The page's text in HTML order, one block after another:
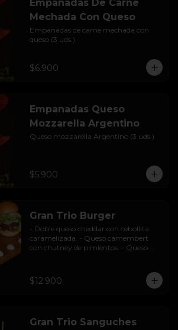
Empanadas De Carne
Mechada Con Queso
Empanadas de carne mechada con
queso (3 uds.)
$6.900
Empanadas Queso
Mozzarella Argentino
Queso mozzarella Argentino (3 uds.)
$5.900
Gran Trio Burger
- Doble queso cheddar con cebollita
caramelizada. - Queso camembert
con chutney de pimientos. - Queso
$12.900
Gran Trio Sanguches